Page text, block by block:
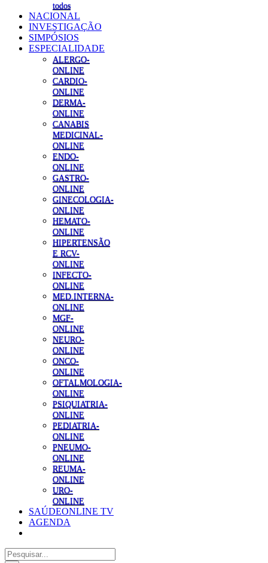
todos
NACIONAL
INVESTIGAÇÃO
SIMPÓSIOS
ESPECIALIDADE
ALERGO-
ONLINE
CARDIO-
ONLINE
DERMA-
ONLINE
CANABIS
MEDICINAL-
ONLINE
ENDO-
ONLINE
GASTRO-
ONLINE
GINECOLOGIA-
ONLINE
HEMATO-
ONLINE
HIPERTENSÃO
E RCV-
ONLINE
INFECTO-
ONLINE
MED.INTERNA-
ONLINE
MGF-
ONLINE
NEURO-
ONLINE
ONCO-
ONLINE
OFTALMOLOGIA-
ONLINE
PSIQUIATRIA-
ONLINE
PEDIATRIA-
ONLINE
PNEUMO-
ONLINE
REUMA-
ONLINE
URO-
ONLINE
SAÚDEONLINE TV
AGENDA
Pesquisar